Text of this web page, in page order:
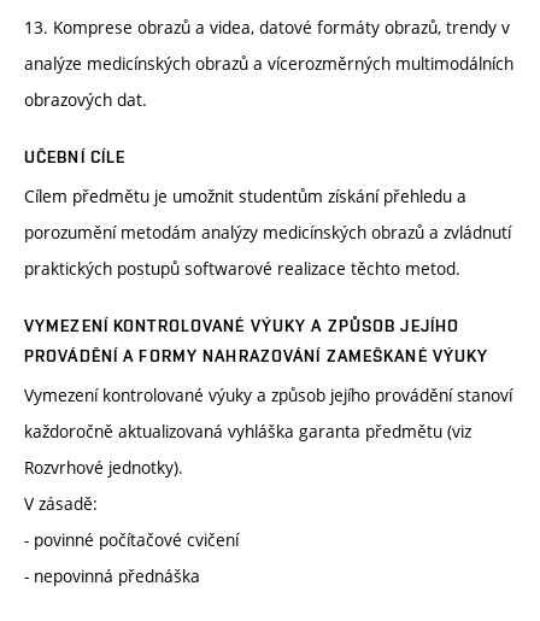
13. Komprese obrazů a videa, datové formáty obrazů, trendy v
analýze medicínských obrazů a vícerozměrných multimodálních
obrazových dat.
UČEBNÍ CÍLE
Cílem předmětu je umožnit studentům získání přehledu a
porozumění metodám analýzy medicínských obrazů a zvládnutí
praktických postupů softwarové realizace těchto metod.
VYMEZENÍ KONTROLOVANÉ VÝUKY A ZPŮSOB JEJÍHO
PROVÁDĚNÍ A FORMY NAHRAZOVÁNÍ ZAMEŠKANÉ VÝUKY
Vymezení kontrolované výuky a způsob jejího provádění stanoví
každoročně aktualizovaná vyhláška garanta předmětu (viz
Rozvrhové jednotky).
V zásadě:
- povinné počítačové cvičení
- nepovinná přednáška